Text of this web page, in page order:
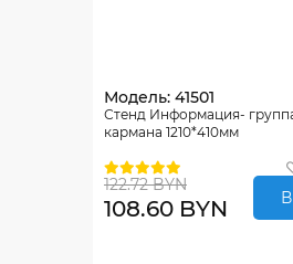
Модель: 41501
Стенд Информация-
кармана 1210*410мм
122.72 BYN
108.60 BYN